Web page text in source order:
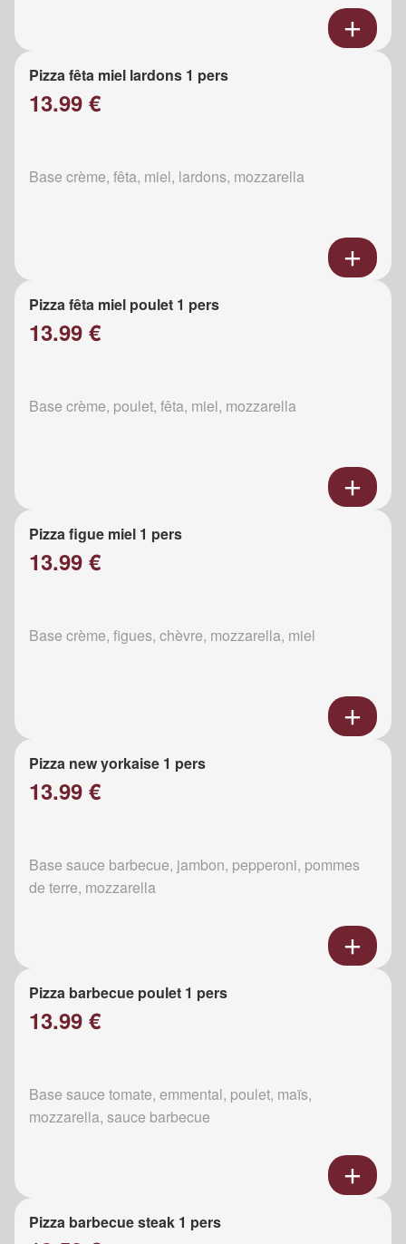
Pizza fêta miel lardons 1 pers
13.99 €
Base crème, fêta, miel, lardons, mozzarella
Pizza fêta miel poulet 1 pers
13.99 €
Base crème, poulet, fêta, miel, mozzarella
Pizza figue miel 1 pers
13.99 €
Base crème, figues, chèvre, mozzarella, miel
Pizza new yorkaise 1 pers
13.99 €
Base sauce barbecue, jambon, pepperoni, pommes
de terre, mozzarella
Pizza barbecue poulet 1 pers
13.99 €
Base sauce tomate, emmental, poulet, maïs,
mozzarella, sauce barbecue
Pizza barbecue steak 1 pers